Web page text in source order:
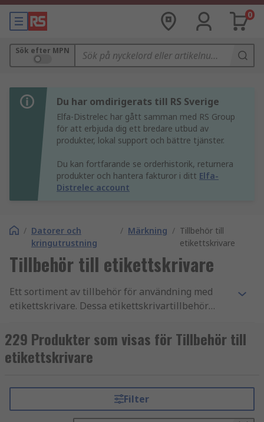
0
Sök efter MPN
Du har omdirigerats till RS Sverige
Elfa-Distrelec har gått samman med RS Group
för att erbjuda dig ett bredare utbud av
produkter, lokal support och bättre tjänster.
Du kan fortfarande se orderhistorik, returnera
produkter och hantera fakturor i ditt Elfa-
Distrelec account
/ Datorer och
kringutrustning
/ Märkning / Tillbehör till
etikettskrivare
Tillbehör till etikettskrivare
Ett sortiment av tillbehör för användning med
etikettskrivare. Dessa etikettskrivartillbehör
laddare, väskor, kablar och skärare som alla är
utformade för att fungera med specifika
etikettskrivarmodeller.
229 Produkter som visas för Tillbehör till
etikettskrivare
Filter